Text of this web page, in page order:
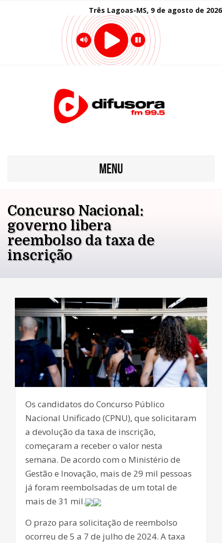
Três Lagoas-MS, 9 de agosto de 2026
MENU
Concurso Nacional:
governo libera
reembolso da taxa de
inscrição
Os candidatos do Concurso Público
Nacional Unificado (CPNU), que solicitaram
a devolução da taxa de inscrição,
começaram a receber o valor nesta
semana. De acordo com o Ministério de
Gestão e Inovação, mais de 29 mil pessoas
já foram reembolsadas de um total de
mais de 31 mil.
O prazo para solicitação de reembolso
ocorreu de 5 a 7 de julho de 2024. A taxa